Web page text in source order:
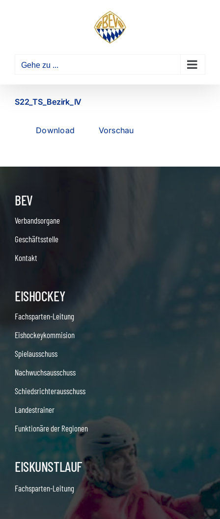
Gehe zu ...
S22_TS_Bezirk_IV
Download Vorschau
BEV
Verbandsorgane
Geschäftsstelle
Kontakt
EISHOCKEY
Fachsparten-Leitung
Eishockeykommision
Spielausschuss
Nachwuchsausschuss
Schiedsrichterausschuss
Landestrainer
Funktionäre der Regionen
EISKUNSTLAUF
Fachsparten-Leitung